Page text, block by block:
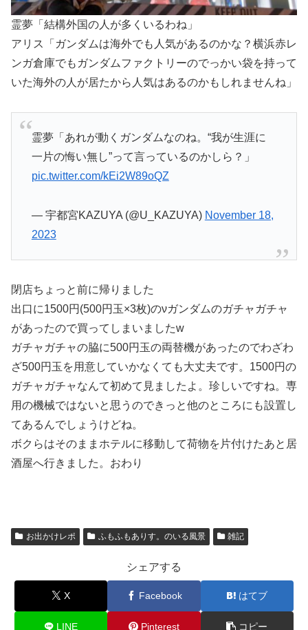
霊夢「結構外国の人が多くいるわね」
アリス「ガンダムは海外でも人気があるのかな？横浜赤レ
ンガ倉庫でもガンダムファクトリーのでっかい袋を持って
いた海外の人が居たから人気はあるのかもしれませんね」
霊夢「あれが動くガンダムなのね。“我が生涯に
一片の悔い無し”って言っているのかしら？」
pic.twitter.com/kEi2W89oQZ
— 宇都宮KAZUYA (@U_KAZUYA) November 18,
2023
閉店ちょっと前に帰りました
出口に1500円(500円玉×3枚)のνガンダムのガチャガチャ
があったので買ってしまいましたw
ガチャガチャの脇に500円玉の両替機があったのでわざわ
ざ500円玉を用意していかなくても大丈夫です。1500円の
ガチャガチャなんて初めて見ましたよ。珍しいですね。専
用の機械ではないと思うのできっと他のところにも設置し
てあるんでしょうけどね。
ボクらはそのままホテルに移動して荷物を片付けたあと居
酒屋へ行きました。おわり
お出かけレポ ふもふもありす。のいる風景 雑記
シェアする
X Facebook はてブ
LINE Pinterest コピー